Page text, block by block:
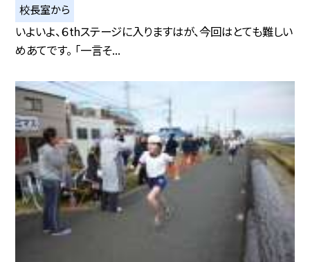
校長室から
いよいよ、６thステージに入りますはが、今回はとても難しい
めあてです。 「一言そ...